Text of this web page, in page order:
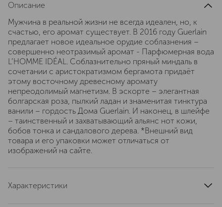
Описание
Мужчина в реальной жизни не всегда идеален, но, к
счастью, его аромат существует. В 2016 году Guerlain
предлагает новое идеальное орудие соблазнения –
совершенно неотразимый аромат - Парфюмерная вода
L’HOMME IDÉAL. Соблазнительно пряный миндаль в
сочетании с аристократизмом бергамота придаёт
этому восточному древесному аромату
непреодолимый магнетизм. В эскорте – элегантная
болгарская роза, пылкий ладан и знаменитая тинктура
ванили – гордость Дома Guerlain. И наконец, в шлейфе
– таинственный и захватывающий альянс нот кожи,
бобов тонка и сандалового дерева. *Внешний вид
товара и его упаковки может отличаться от
изображений на сайте.
Характеристики